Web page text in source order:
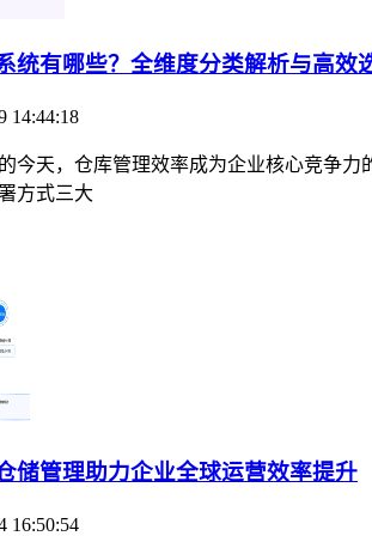
统有哪些？全维度分类解析与高效
14:44:18
今天，仓库管理效率成为企业核心竞争力
方式三大
储管理助力企业全球运营效率提升
16:50:54